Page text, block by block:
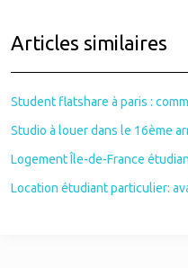
Articles similaires
Student flatshare à paris :
Studio à louer dans le 16ème
Logement Île-de-France
Location étudiant particulier: